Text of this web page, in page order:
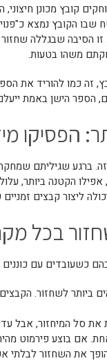
קובץ מכונן
הקובץ נמצא
הסיבה שבגללה
משהו בטעות.
זה כמו להוריד את
הספר הישן באמת
הפסיקו
ברגע שגיליתם
הקטנה ביותר,
ליצור קבצים
בכל
כשעובדים עם כוננים
ביותר לשחזור.
את סל המיחזור, אבל
את השחזור לבלתי